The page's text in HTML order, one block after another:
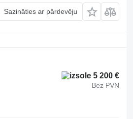
Sazināties ar pārdevēju
5 200 €
Bez PVN